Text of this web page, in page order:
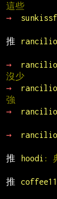
這些
→
推
rancilio
→
rancilio
沒少
→
rancilio
強
→
rancilio
→
rancilio
推
hoodi :
推